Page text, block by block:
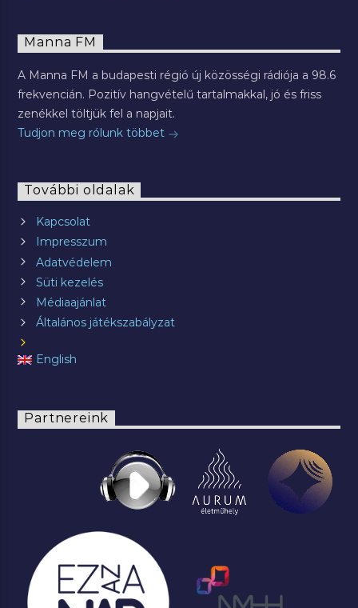
Manna FM
A Manna FM a budapesti régió új közösségi rádiója a 98.6
frekvencián. Pozitív hangvételű tartalmakkal, jó és friss
zenékkel töltjük fel a napjait.
Tudjon meg rólunk többet
További oldalak
Kapcsolat
Impresszum
Adatvédelem
Süti kezelés
Médiaajánlat
Általános játékszabályzat
English
Partnereink